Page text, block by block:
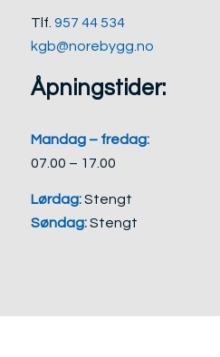
Tlf. 957 44 534
kgb@norebygg.no
Åpningstider:
Mandag – fredag:
07.00 – 17.00
Lørdag:Stengt
Søndag:Stengt